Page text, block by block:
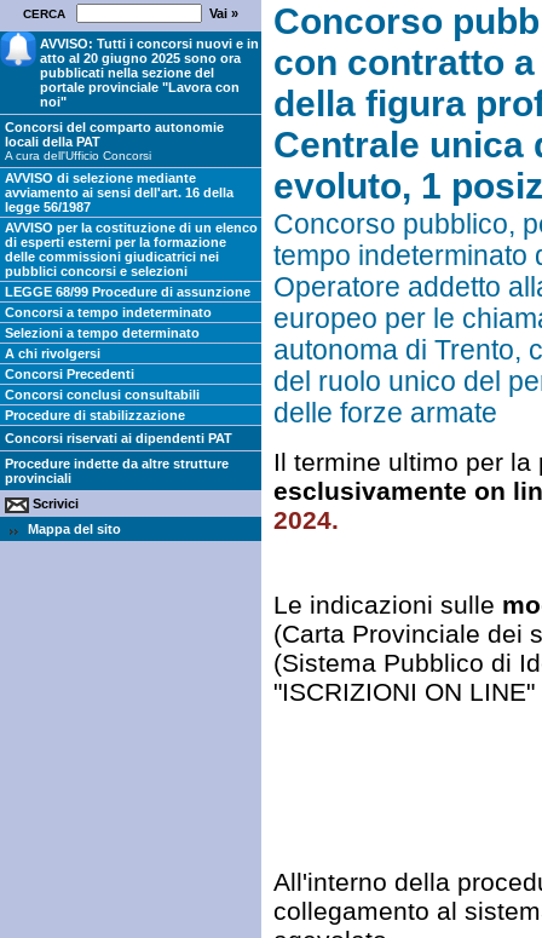
CERCA
AVVISO: Tutti i concorsi nuovi e in
atto al 20 giugno 2025 sono ora
pubblicati nella sezione del
portale provinciale "Lavora con
noi"
Concorsi del comparto autonomie
locali della PAT
A cura dell'Ufficio Concorsi
AVVISO di selezione mediante
avviamento ai sensi dell'art. 16 della
legge 56/1987
AVVISO per la costituzione di un elenco
di esperti esterni per la formazione
delle commissioni giudicatrici nei
pubblici concorsi e selezioni
LEGGE 68/99 Procedure di assunzione
Concorsi a tempo indeterminato
Selezioni a tempo determinato
A chi rivolgersi
Concorsi Precedenti
Concorsi conclusi consultabili
Procedure di stabilizzazione
Concorsi riservati ai dipendenti PAT
Procedure indette da altre strutture
provinciali
Scrivici
Mappa del sito
Concorso
con contratto
della figura
Centrale unica
evoluto, 1
Concorso pubblico,
tempo indeterminato
Operatore addetto
europeo per le
autonoma di Trento,
del ruolo unico del
delle forze armate
Il termine ultimo per
esclusivamente on
2024.
Le indicazioni sulle
(Carta Provinciale dei
(Sistema Pubblico di
"ISCRIZIONI ON
All'interno della
collegamento al